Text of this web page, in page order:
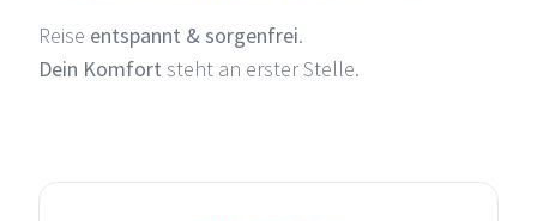
Reise entspannt & sorgenfrei.
Dein Komfort steht an erster Stelle.